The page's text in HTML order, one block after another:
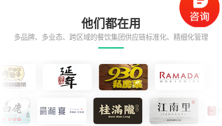
他们都在用
多品牌、多业态、跨区域的餐饮集团供应链标准化、精细化管理